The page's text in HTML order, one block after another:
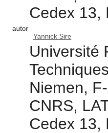
Cedex 13,
autor
Yannick Sire
Université
Niemen,
CNRS,
Cedex 13,